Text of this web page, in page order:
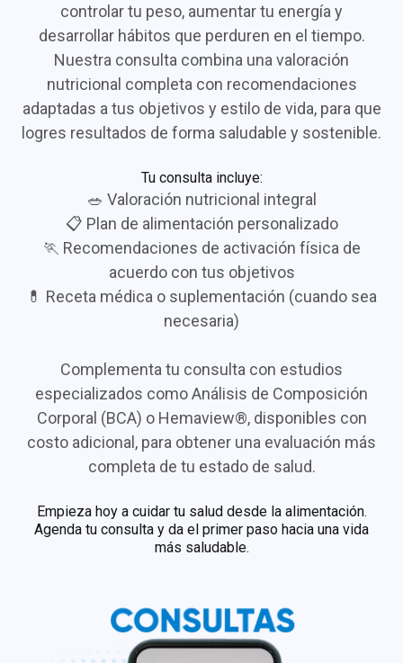
controlar tu peso, aumentar tu energía y
desarrollar hábitos que perduren en el tiempo.
Nuestra consulta combina una valoración
nutricional completa con recomendaciones
adaptadas a tus objetivos y estilo de vida, para que
logres resultados de forma saludable y sostenible.
Tu consulta incluye:
🥗 Valoración nutricional integral
📋 Plan de alimentación personalizado
🏃 Recomendaciones de activación física de
acuerdo con tus objetivos
💊 Receta médica o suplementación (cuando sea
necesaria)
Complementa tu consulta con estudios
especializados como Análisis de Composición
Corporal (BCA) o Hemaview®, disponibles con
costo adicional, para obtener una evaluación más
completa de tu estado de salud.
Empieza hoy a cuidar tu salud desde la alimentación.
Agenda tu consulta y da el primer paso hacia una vida
más saludable.